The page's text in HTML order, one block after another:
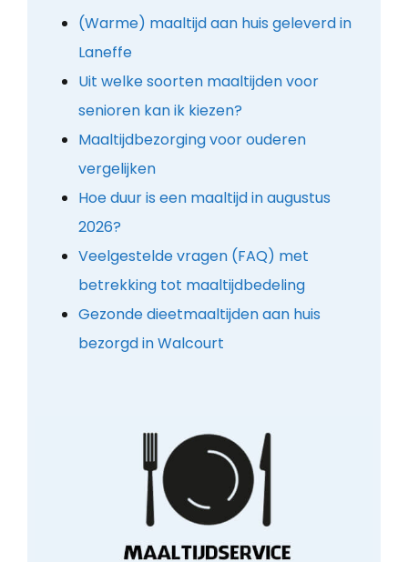
(Warme) maaltijd aan huis geleverd in
Laneffe
Uit welke soorten maaltijden voor
senioren kan ik kiezen?
Maaltijdbezorging voor ouderen
vergelijken
Hoe duur is een maaltijd in augustus
2026?
Veelgestelde vragen (FAQ) met
betrekking tot maaltijdbedeling
Gezonde dieetmaaltijden aan huis
bezorgd in Walcourt